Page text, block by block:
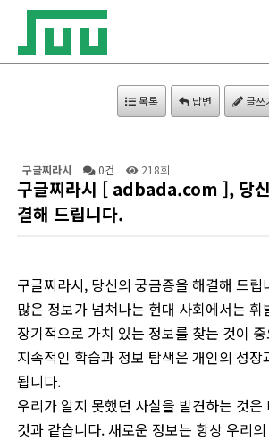
목록 답변 글쓰
구글찌라시 0건 218회
구글찌라시 [ adbada.com ], 당
결해 드립니다.
구글찌라시, 당신의 궁금증을 해결해 드립
많은 정보가 넘쳐나는 현대 사회에서는
장기적으로 가치 있는 정보를 찾는 것이
지속적인 학습과 정보 탐색은 개인의 성장
됩니다.
우리가 알지 못했던 사실을 발견하는 것은
것과 같습니다. 새로운 정보는 항상 우리